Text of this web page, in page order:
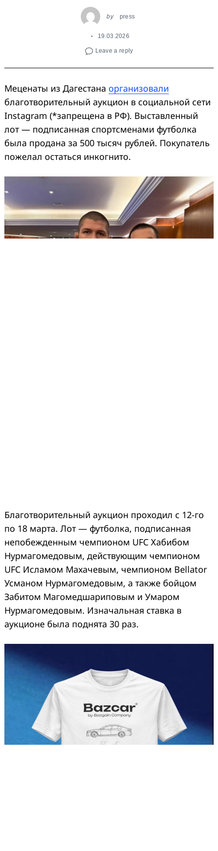
by press
19.03.2026
Leave a reply
Меценаты из Дагестана организовали
благотворительный аукцион в социальной сети
Instagram (*запрещена в РФ). Выставленный
лот — подписанная спортсменами футболка
была продана за 500 тысяч рублей. Покупатель
пожелал остаться инкогнито.
Благотворительный аукцион проходил с 12-го
по 18 марта. Лот — футболка, подписанная
непобежденным чемпионом UFC Хабибом
Нурмагомедовым, действующим чемпионом
UFC Исламом Махачевым, чемпионом Bellator
Усманом Нурмагомедовым, а также бойцом
Забитом Магомедшариповым и Умаром
Нурмагомедовым. Изначальная ставка в
аукционе была поднята 30 раз.